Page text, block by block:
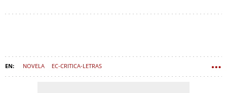
NOVELA EC-CRITICA-LETRAS